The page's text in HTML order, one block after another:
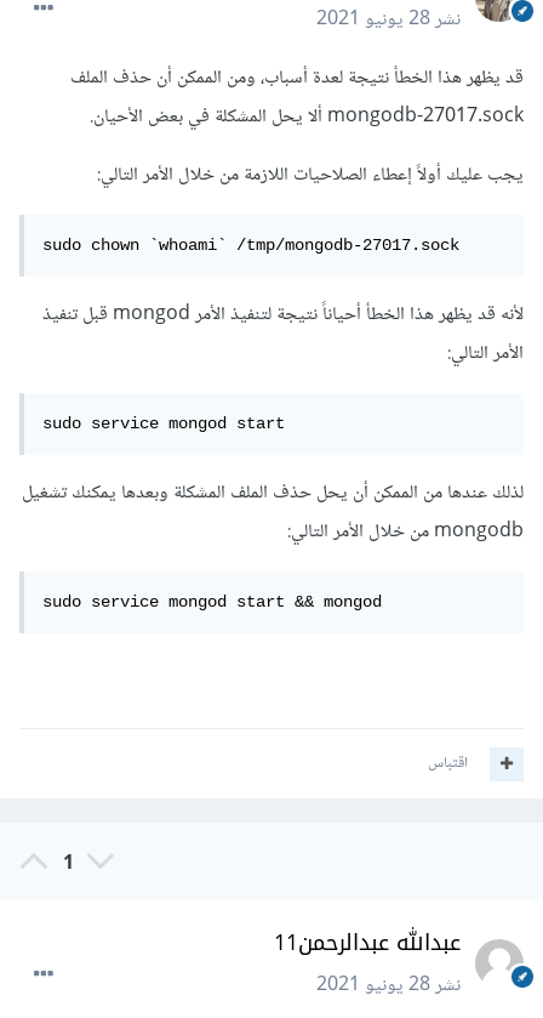
نشر28 يونيو 2021
قد يظهر هذا الخطأ نتيجة لعدة أسباب، ومن الممكن أن حذف الملف
mongodb-27017.sock ألا يحل المشكلة في بعض الأحيان.
يجب عليك أولاً إعطاء الصلاحيات اللازمة من خلال الأمر التالي:
sudo chown `whoami` /tmp/mongodb-27017.sock
لأنه قد يظهر هذا الخطأ أحياناً نتيجة لتنفيذ الأمر mongod قبل تنفيذ
الأمر التالي:
sudo service mongod start
لذلك عندها من الممكن أن يحل حذف الملف المشكلة وبعدها يمكنك تشغيل
mongodb من خلال الأمر التالي:
sudo service mongod start && mongod
اقتباس
1
عبدالله عبدالرحمن11
نشر28 يونيو 2021